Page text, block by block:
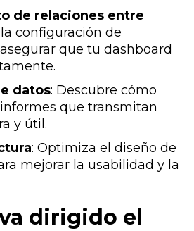
de relaciones entre
configuración de
que tu dashboard
datos: Descubre cómo
que transmitan
y útil.
: Optimiza el diseño de
mejorar la usabilidad y la
dirigido el